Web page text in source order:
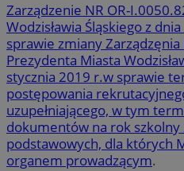
Zarządzenie NR OR-
Wodzisławia Śląskiego z
sprawie zmiany
Prezydenta Miasta
stycznia 2019 r.w sprawie
postępowania
uzupełniającego, w tym
dokumentów na rok szkolny
podstawowych, dla których
organem prowadzącym.